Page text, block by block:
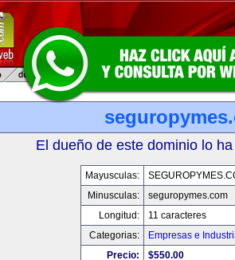
El dueño de este dominio lo
Mayusculas:
Minusculas:
seguropymes.com
Longitud:
11 caracteres
Categorias:
Empresas e
Precio:
$550.00